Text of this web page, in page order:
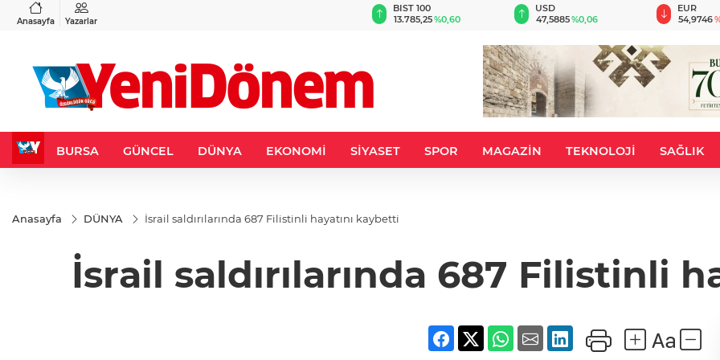
Anasayfa Yazarlar
%0,37
BIST 100
13.785,25%0,60
USD
47,5885%0,06
EUR
54,9746
BURSA GÜNCEL DÜNYA EKONOMİ SİYASET SPOR MAGAZİN TEKNOLOJİ SAĞLIK
Anasayfa DÜNYA İsrail saldırılarında 687 Filistinli hayatını kaybetti
İsrail saldırılarında 687 Filistinli